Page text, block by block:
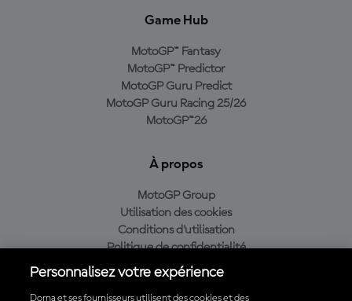
Game Hub
MotoGP™ Fantasy
MotoGP™ Predictor
MotoGP Guru Predict
MotoGP Guru Racing 25/26
MotoGP™26
À propos
MotoGP Group
Utilisation des cookies
Conditions d'utilisation
Politique de confidentialité
Politique d’achat
Personnalisez votre expérience
Dorna et ses fournisseurs utilisent des cookies et des